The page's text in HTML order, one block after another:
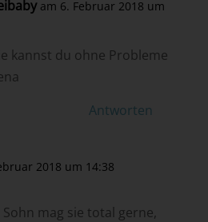
am 6. Februar 2018 um
kannst du ohne Probleme
Antworten
2018 um 14:38
Sohn mag sie total gerne,